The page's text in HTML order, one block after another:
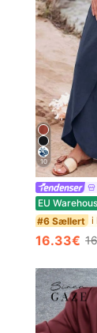
10
EU
#6 Sællert
16.33€